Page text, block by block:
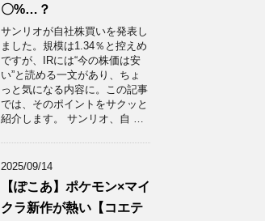
〇%…？
サンリオが自社株買いを発表し
ました。規模は1.34％と控えめ
ですが、IRには“今の株価は安
い”と読める一文があり、ちょ
っと気になる内容に。この記事
では、そのポイントをサクッと
紹介します。 サンリオ、自 …
2025/09/14
【ぽこあ】ポケモン×マイ
クラ新作が熱い【コエテ